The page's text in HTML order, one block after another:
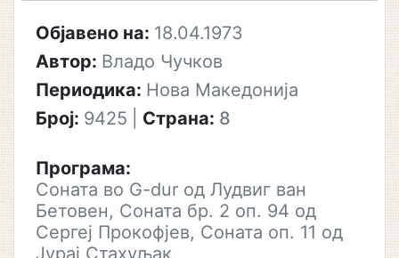
Објавено на: 18.04.1973
Автор: Владо Чучков
Периодика: Нова Македонија
Број: 9425 Страна: 8
Програма:
Соната во G-dur од Лудвиг ван
Бетовен, Соната бр. 2 оп. 94 од
Сергеј Прокофјев, Соната оп. 11 од
Јурај Стахуљак